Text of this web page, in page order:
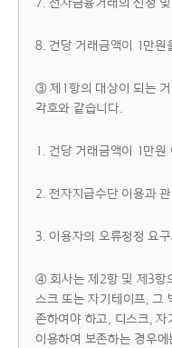
7. 전자금융거래의 신청
8. 건당 거래금액이 1만원
③ 제1항의 대상이 되는
각호와 같습니다.
1. 건당 거래금액이 1만원
2. 전자지급수단 이용과
3. 이용자의 오류정정 요
④ 회사는 제2항 및 제3항
스크 또는 자기테이프, 그
존하여야 하고, 디스크, 자
이용하여 보존하는 경우에